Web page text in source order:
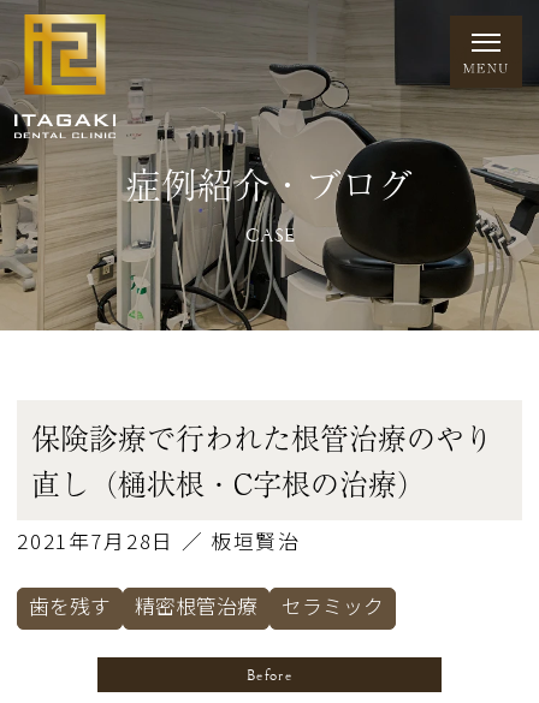
症例紹介・ブログ
CASE
保険診療で行われた根管治療のやり
直し（樋状根・C字根の治療）
2021年7月28日 ／ 板垣賢治
歯を残す 精密根管治療 セラミック
Before